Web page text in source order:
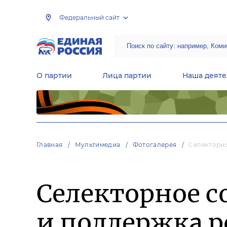
Федеральный сайт
О партии Лица партии Наша
Главная Мультимедиа Фотогалерея
Селекторное